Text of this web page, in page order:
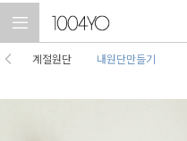
계절원단 내원단만들기